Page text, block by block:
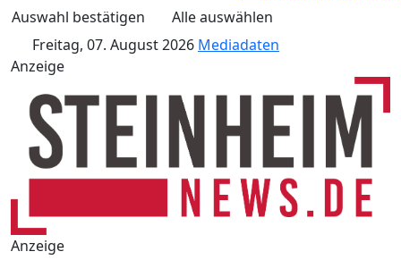
Auswahl bestätigen
Alle auswählen
Freitag, 07. August 2026 Mediadaten
Anzeige
Anzeige